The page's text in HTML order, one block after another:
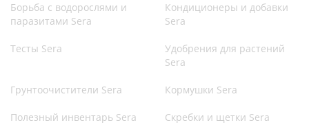
Борьба с водорослями и
паразитами Sera
Кондиционеры и добавки
Sera
Тесты Sera
Удобрения для растений
Sera
Грунтоочистители Sera Кормушки Sera
Полезный инвентарь Sera Скребки и щетки Sera